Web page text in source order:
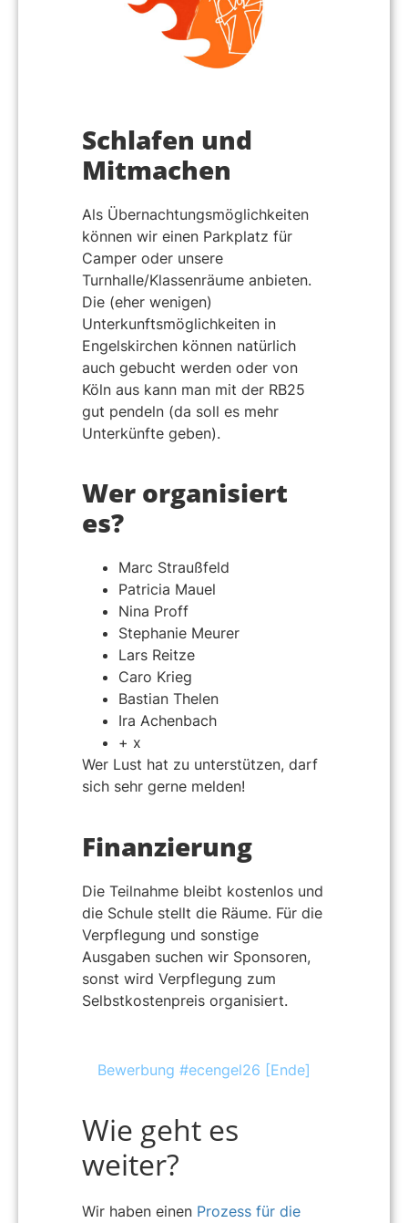
Schlafen und
Mitmachen
Als Übernachtungsmöglichkeiten
können wir einen Parkplatz für
Camper oder unsere
Turnhalle/Klassenräume anbieten.
Die (eher wenigen)
Unterkunftsmöglichkeiten in
Engelskirchen können natürlich
auch gebucht werden oder von
Köln aus kann man mit der RB25
gut pendeln (da soll es mehr
Unterkünfte geben).
Wer organisiert
es?
Marc Straußfeld
Patricia Mauel
Nina Proff
Stephanie Meurer
Lars Reitze
Caro Krieg
Bastian Thelen
Ira Achenbach
+ x
Wer Lust hat zu unterstützen, darf
sich sehr gerne melden!
Finanzierung
Die Teilnahme bleibt kostenlos und
die Schule stellt die Räume. Für die
Verpflegung und sonstige
Ausgaben suchen wir Sponsoren,
sonst wird Verpflegung zum
Selbstkostenpreis organisiert.
Bewerbung #ecengel26 [Ende]
Wie geht es
weiter?
Wir haben einen Prozess für die